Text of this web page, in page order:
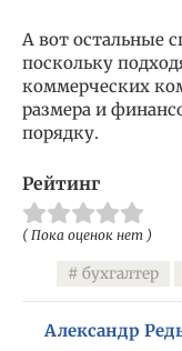
А вот остальные
поскольку
коммерческих
размера и
порядку.
Рейтинг
( Пока оценок нет )
бухгалтер
Александр